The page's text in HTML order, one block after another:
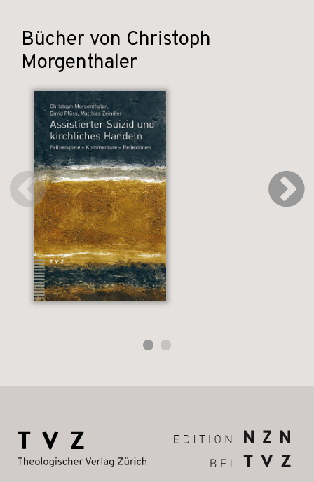
Bücher von Christoph
Morgenthaler